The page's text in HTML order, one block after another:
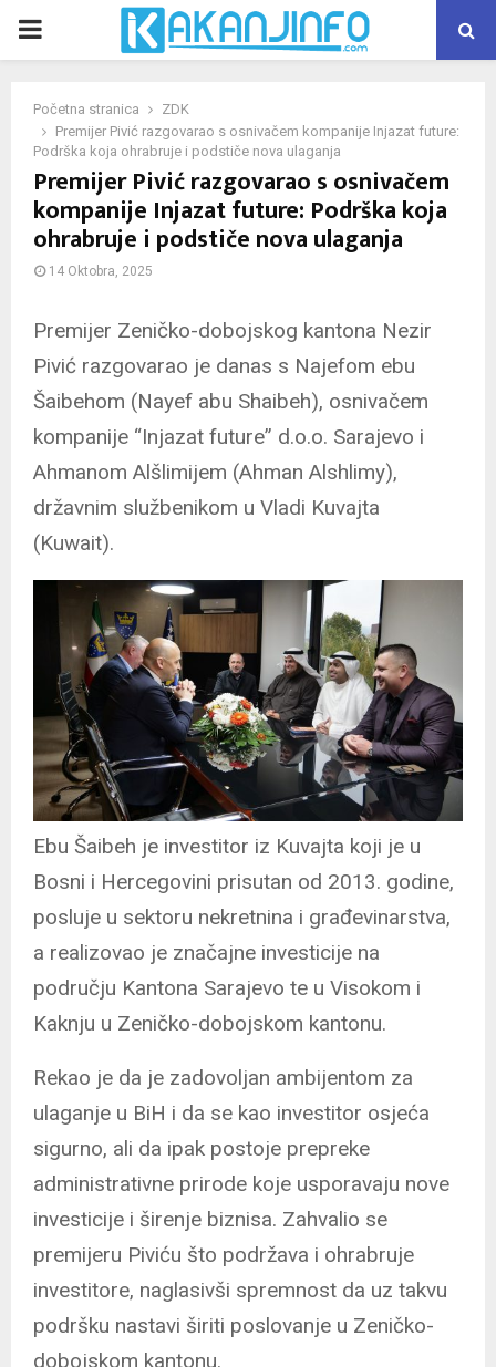
PRIMARY
Početna stranica
ZDK
Premijer Pivić razgovarao s osnivačem kompanije Injazat future:
Podrška koja ohrabruje i podstiče nova ulaganja
Premijer Pivić razgovarao s osnivačem
kompanije Injazat future: Podrška koja
ohrabruje i podstiče nova ulaganja
14 Oktobra, 2025
Premijer Zeničko-dobojskog kantona Nezir
Pivić razgovarao je danas s Najefom ebu
Šaibehom (Nayef abu Shaibeh), osnivačem
kompanije “Injazat future” d.o.o. Sarajevo i
Ahmanom Alšlimijem (Ahman Alshlimy),
državnim službenikom u Vladi Kuvajta
(Kuwait).
Ebu Šaibeh je investitor iz Kuvajta koji je u
Bosni i Hercegovini prisutan od 2013. godine,
posluje u sektoru nekretnina i građevinarstva,
a realizovao je značajne investicije na
području Kantona Sarajevo te u Visokom i
Kaknju u Zeničko-dobojskom kantonu.
Rekao je da je zadovoljan ambijentom za
ulaganje u BiH i da se kao investitor osjeća
sigurno, ali da ipak postoje prepreke
administrativne prirode koje usporavaju nove
investicije i širenje biznisa. Zahvalio se
premijeru Piviću što podržava i ohrabruje
investitore, naglasivši spremnost da uz takvu
podršku nastavi širiti poslovanje u Zeničko-
dobojskom kantonu.